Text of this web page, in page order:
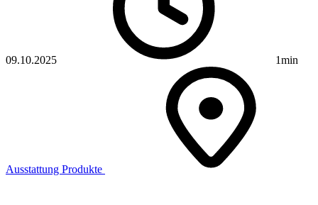
09.10.2025 1min
Ausstattung Produkte